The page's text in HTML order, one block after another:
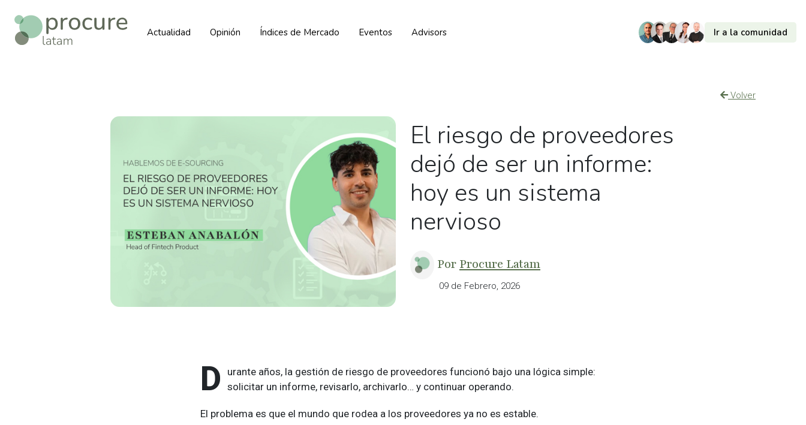
Actualidad Opinión Índices de Mercado Eventos Advisors Ir a la comunidad
Volver
El riesgo de proveedores
dejó de ser un informe:
hoy es un sistema
nervioso
Por Procure Latam
09 de Febrero, 2026
D
urante años, la gestión de riesgo de proveedores funcionó bajo una lógica simple:
solicitar un informe, revisarlo, archivarlo… y continuar operando.
El problema es que el mundo que rodea a los proveedores ya no es estable.